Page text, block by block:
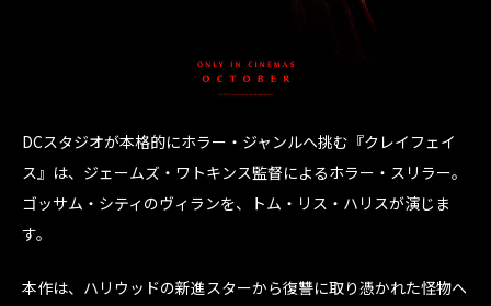
DCスタジオが本格的にホラー・ジャンルへ挑む『クレイフェイ
ス』は、ジェームズ・ワトキンス監督によるホラー・スリラー。
ゴッサム・シティのヴィランを、トム・リス・ハリスが演じま
す。
本作は、ハリウッドの新進スターから復讐に取り憑かれた怪物へ